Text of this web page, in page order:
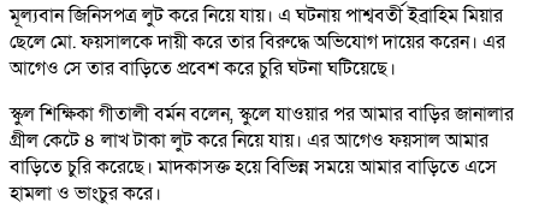
মূল্যবান জিনিসপত্র লুট করে নিয়ে যায়। এ ঘটনায় পাশ্ববর্তী ইব্রাহিম মিয়ার
ছেলে মো. ফয়সালকে দায়ী করে তার বিরুদ্ধে অভিযোগ দায়ের করেন। এর
আগেও সে তার বাড়িতে প্রবেশ করে চুরি ঘটনা ঘটিয়েছে।
স্কুল শিক্ষিকা গীতালী বর্মন বলেন, স্কুলে যাওয়ার পর আমার বাড়ির জানালার
গ্রীল কেটে ৪ লাখ টাকা লুট করে নিয়ে যায়। এর আগেও ফয়সাল আমার
বাড়িতে চুরি করেছে। মাদকাসক্ত হয়ে বিভিন্ন সময়ে আমার বাড়িতে এসে
হামলা ও ভাংচুর করে।